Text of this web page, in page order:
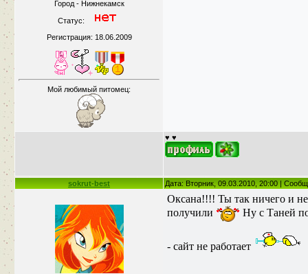
Город - Нижнекамск
Статус:
Регистрация: 18.06.2009
Мой любимый питомец:
♥ ♥
sokrut-best Дата: Вторник, 09.03.2010, 20:00 |
Оксана!!!! Ты так ничего и
получили
Ну с Таней
- сайт не работает